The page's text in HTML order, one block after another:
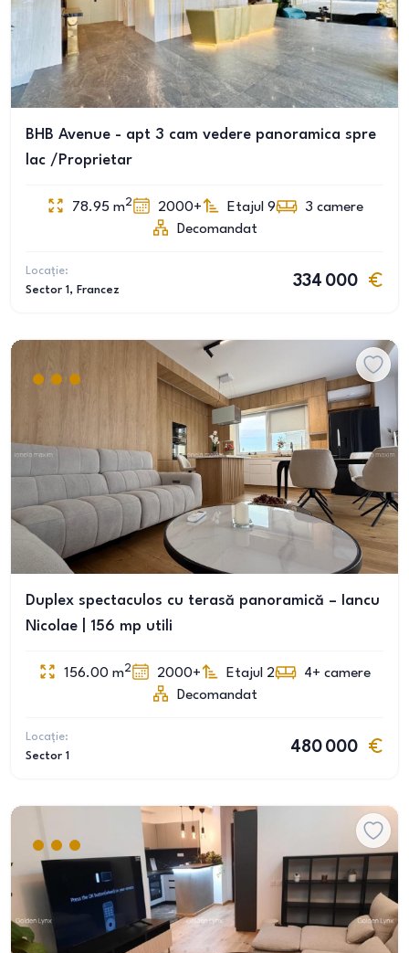
BHB Avenue - apt 3 cam vedere panoramica spre
lac /Proprietar
78.95 m2 2000+ Etajul 9 3 camere
Decomandat
Locație:
Sector 1 , Francez
334 000
Duplex spectaculos cu terasă panoramică – Iancu
Nicolae | 156 mp utili
156.00 m2 2000+ Etajul 2 4+ camere
Decomandat
Locație:
Sector 1
480 000